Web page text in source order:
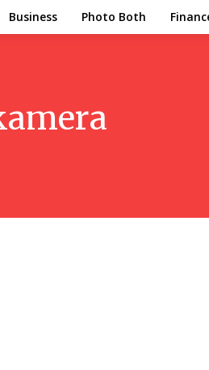
Business Photo Both